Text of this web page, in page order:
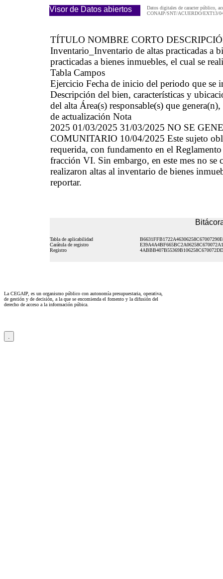
Visor de Datos abiertos
Datos digitales de caracter público,
CONAIP/SNT/ACUERDO/EXT13/
TÍTULO NOMBRE CORTO
Inventario_Inventario de altas practicadas a
practicadas a bienes inmuebles, el cual se
Tabla Campos
Ejercicio Fecha de inicio del periodo que se
Descripción del bien, características y
del alta Área(s) responsable(s) que
de actualización Nota
2025 01/03/2025 31/03/2025 NO SE
COMUNITARIO 10/04/2025 Este sujeto
requerida, con fundamento en el
fracción VI. Sin embargo, en este mes no
realizaron altas al inventario de bienes
reportar.
Tabla de aplicabilidad
Carátula de registro
Registro
La CEGAIP, es un organismo público con autonomía presupuestaria, operativa,
de gestión y de decisión, a la que se encomienda el fomento y la difusión del
derecho de acceso a la información púbica.